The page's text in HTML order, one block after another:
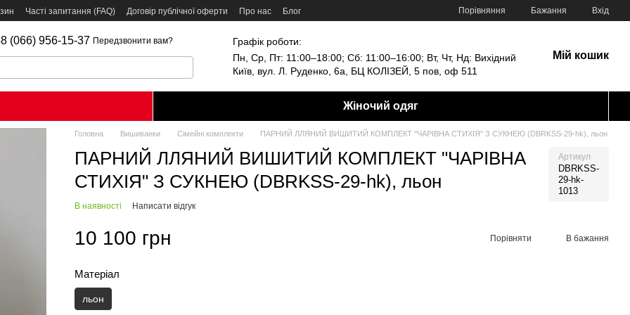
Часті запитання (FAQ) Договір публічної оферти Про нас Блог Порівняння Бажання Вхід
(066) 956-15-37 Передзвонити вам?
Графік роботи:
Пн, Ср, Пт: 11:00–18:00; Сб: 11:00–16:00; Вт, Чт, Нд: Вихідний
Київ, вул. Л. Руденко, 6а, БЦ КОЛІЗЕЙ, 5 пов, оф 511
Мій кошик
Жіночий одяг
Головна Вишиванки Сімейні комплекти ПАРНИЙ ЛЛЯНИЙ ВИШИТИЙ КОМПЛЕКТ "ЧАРІВНА СТИХІЯ" З СУКНЕЮ (DBRKSS-29-hk), льон
ПАРНИЙ ЛЛЯНИЙ ВИШИТИЙ КОМПЛЕКТ "ЧАРІВНА
СТИХІЯ" З СУКНЕЮ (DBRKSS-29-hk), льон
Артикул
DBRKSS-
29-hk-
1013
В наявності Написати відгук
10 100 грн Порівняти В бажання
Матеріал
льон